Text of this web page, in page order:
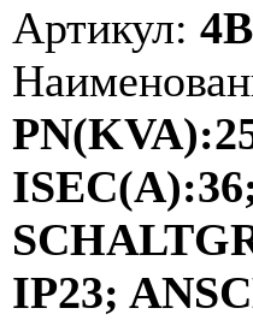
Артикул:
IP23;